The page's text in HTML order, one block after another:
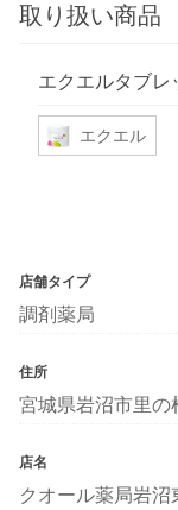
取り扱い商品
エクエルタブレ
エクエル
店舗タイプ
調剤薬局
住所
宮城県岩沼市里の
店名
クオール薬局岩沼